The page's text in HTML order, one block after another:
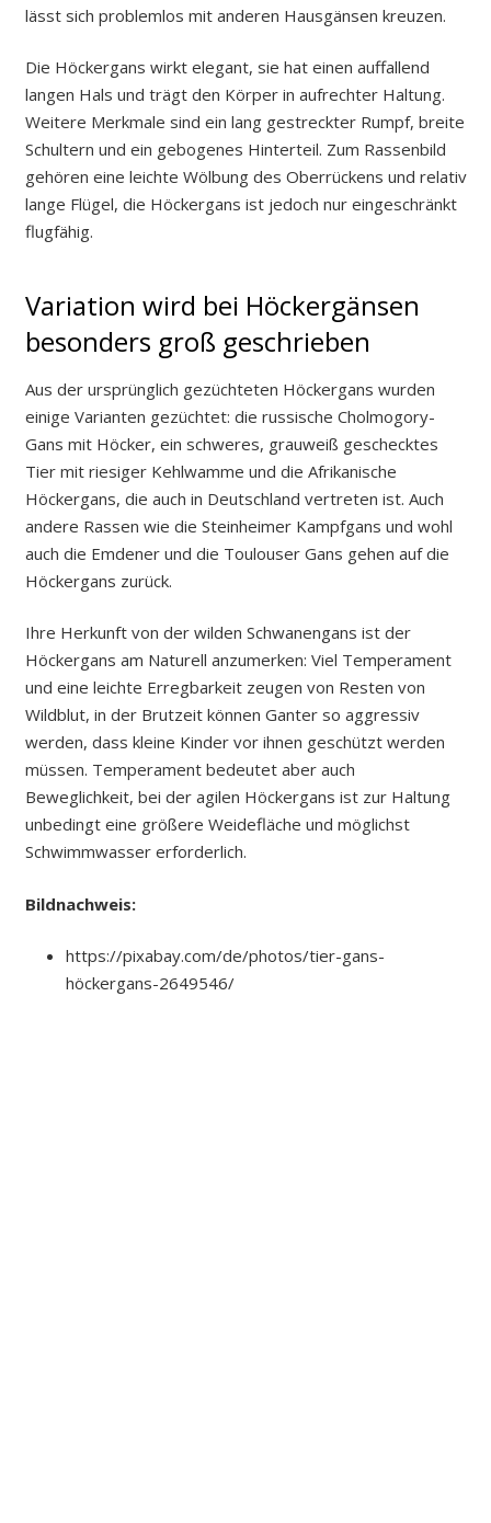
lässt sich problemlos mit anderen Hausgänsen kreuzen.
Die Höckergans wirkt elegant, sie hat einen auffallend
langen Hals und trägt den Körper in aufrechter Haltung.
Weitere Merkmale sind ein lang gestreckter Rumpf, breite
Schultern und ein gebogenes Hinterteil. Zum Rassenbild
gehören eine leichte Wölbung des Oberrückens und relativ
lange Flügel, die Höckergans ist jedoch nur eingeschränkt
flugfähig.
Variation wird bei Höckergänsen
besonders groß geschrieben
Aus der ursprünglich gezüchteten Höckergans wurden
einige Varianten gezüchtet: die russische Cholmogory-
Gans mit Höcker, ein schweres, grauweiß geschecktes
Tier mit riesiger Kehlwamme und die Afrikanische
Höckergans, die auch in Deutschland vertreten ist. Auch
andere Rassen wie die Steinheimer Kampfgans und wohl
auch die Emdener und die Toulouser Gans gehen auf die
Höckergans zurück.
Ihre Herkunft von der wilden Schwanengans ist der
Höckergans am Naturell anzumerken: Viel Temperament
und eine leichte Erregbarkeit zeugen von Resten von
Wildblut, in der Brutzeit können Ganter so aggressiv
werden, dass kleine Kinder vor ihnen geschützt werden
müssen. Temperament bedeutet aber auch
Beweglichkeit, bei der agilen Höckergans ist zur Haltung
unbedingt eine größere Weidefläche und möglichst
Schwimmwasser erforderlich.
Bildnachweis:
https://pixabay.com/de/photos/tier-gans-
höckergans-2649546/